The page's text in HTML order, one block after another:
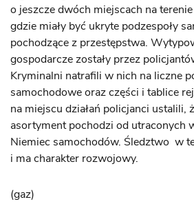
o jeszcze dwóch miejscach na
gdzie miały być ukryte podzespoły
pochodzące z przestępstwa.
gospodarcze zostały przez
Kryminalni natrafili w nich na liczne
samochodowe oraz części i tablice
na miejscu działań policjanci ustalili,
asortyment pochodzi od utraconych
Niemiec samochodów. Śledztwo w
i ma charakter rozwojowy.
(gaz)